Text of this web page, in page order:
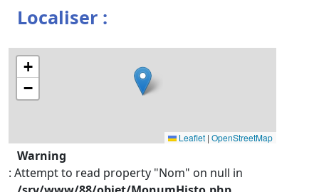
Localiser :
+
−
Leaflet | OpenStreetMap
Warning
: Attempt to read property "Nom" on null in